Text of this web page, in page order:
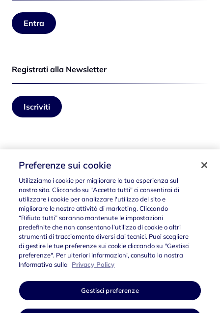
Entra
Registrati alla Newsletter
Iscriviti
Seguici su
Privacy PolicySocietà trasparente
Preferenze sui cookie
Utilizziamo i cookie per migliorare la tua esperienza sul
nostro sito. Cliccando su "Accetta tutti" ci consentirai di
utilizzare i cookie per analizzare l'utilizzo del sito e
migliorare le nostre attività di marketing. Cliccando
“Rifiuta tutti” saranno mantenute le impostazioni
predefinite che non consentono l’utilizzo di cookie o altri
strumenti di tracciamento diversi dai tecnici. Puoi scegliere
di gestire le tue preferenze sui cookie cliccando su "Gestisci
preferenze". Per ulteriori informazioni, consulta la nostra
Informativa sulla
Privacy Policy
Gestisci preferenze